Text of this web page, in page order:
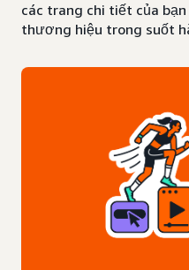
các trang chi tiết của
thương hiệu trong suốt